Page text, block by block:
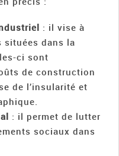
: il vise à
situées dans la
ci sont
de construction
de l’insularité et
: il permet de lutter
sociaux dans